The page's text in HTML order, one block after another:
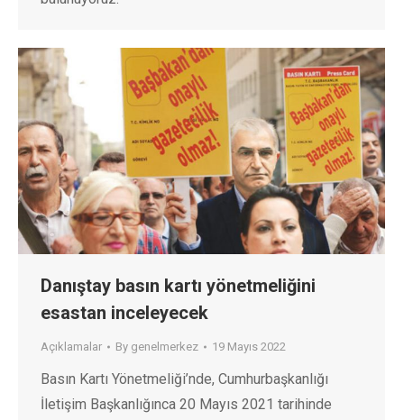
Danıştay basın kartı yönetmeliğini
esastan inceleyecek
Açıklamalar By genelmerkez 19 Mayıs 2022
Basın Kartı Yönetmeliği’nde, Cumhurbaşkanlığı
İletişim Başkanlığınca 20 Mayıs 2021 tarihinde